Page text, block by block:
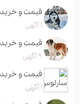
قیمت و خرید
1 آگهی
قیمت و خرید
9 آگهی
قیمت و خرید
1 آگهی